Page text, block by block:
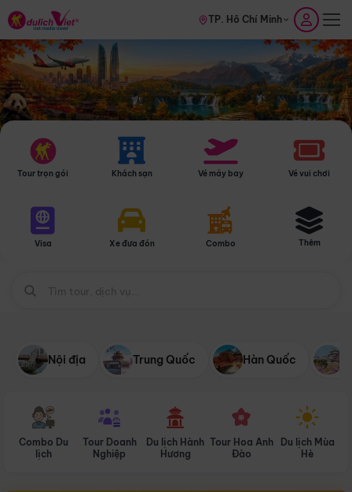
TP. Hồ Chí Minh
Tour trọn gói Khách sạn Vé máy bay Vé vui chơi
Visa Xe đưa đón Combo Thêm
Nội địa Trung Quốc Hàn Quốc
Combo Du
lịch
Tour Doanh
Nghiệp
Du lịch Hành
Hương
Tour Hoa Anh
Đào
Du lịch Mùa
Hè